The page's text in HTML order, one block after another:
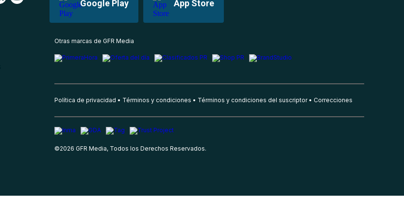
Google Play App Store
Otras marcas de GFR Media
Política de privacidad Términos y condiciones Términos y condiciones del suscriptor Correcciones
©2026 GFR Media, Todos los Derechos Reservados.